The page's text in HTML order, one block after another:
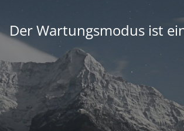
Der Wartungsmodus ist